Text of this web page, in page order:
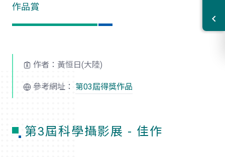
作品賞
作者：黃恒日(大陸)
參考網址： 第03屆得獎作品
第3屆科學攝影展 - 佳作